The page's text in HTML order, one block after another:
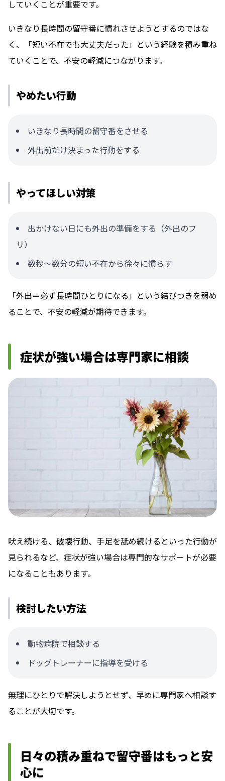
していくことが重要です。
いきなり長時間の留守番に慣れさせようとするのではな
く、「短い不在でも大丈夫だった」という経験を積み重ね
ていくことで、不安の軽減につながります。
やめたい行動
いきなり長時間の留守番をさせる
外出前だけ決まった行動をする
やってほしい対策
出かけない日にも外出の準備をする（外出のフ
リ）
数秒〜数分の短い不在から徐々に慣らす
「外出＝必ず長時間ひとりになる」という結びつきを弱め
ることで、不安の軽減が期待できます。
症状が強い場合は専門家に相談
吠え続ける、破壊行動、手足を舐め続けるといった行動が
見られるなど、症状が強い場合は専門的なサポートが必要
になることもあります。
検討したい方法
動物病院で相談する
ドッグトレーナーに指導を受ける
無理にひとりで解決しようとせず、早めに専門家へ相談す
ることが大切です。
日々の積み重ねで留守番はもっと安
心に